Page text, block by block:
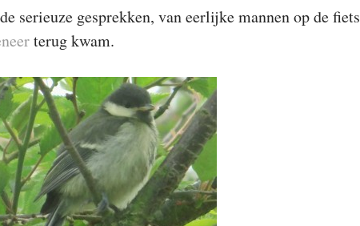
serieuze gesprekken, van eerlijke mannen op de fiets
terug kwam.